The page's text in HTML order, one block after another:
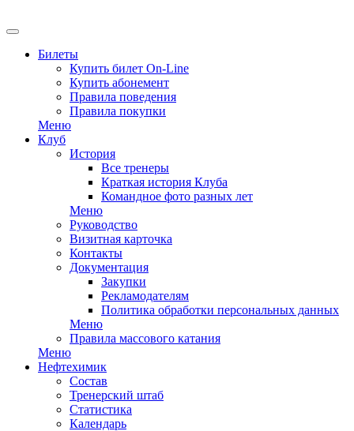
Билеты
Купить билет On-Line
Купить абонемент
Правила поведения
Правила покупки
Меню
Клуб
История
Все тренеры
Краткая история Клуба
Командное фото разных лет
Меню
Руководство
Визитная карточка
Контакты
Документация
Закупки
Рекламодателям
Политика обработки персональных данных
Меню
Правила массового катания
Меню
Нефтехимик
Состав
Тренерский штаб
Статистика
Календарь